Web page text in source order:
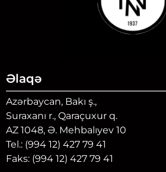
Əlaqə
Azərbaycan, Bakı ş.,
Suraxanı r., Qaraçuxur q.
AZ 1048, Ə. Mehbalıyev 10
Tel.: (994 12) 427 79 41
Faks: (994 12) 427 79 41